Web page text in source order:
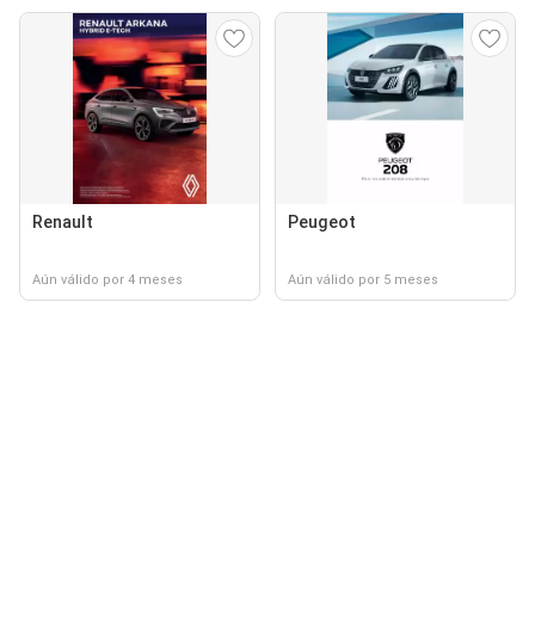
Renault
Aún válido por 4 meses
Peugeot
Aún válido por 5 meses